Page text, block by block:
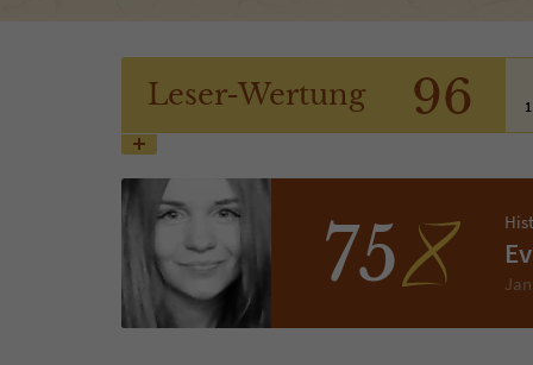
Leser-Wertung 96
1
75